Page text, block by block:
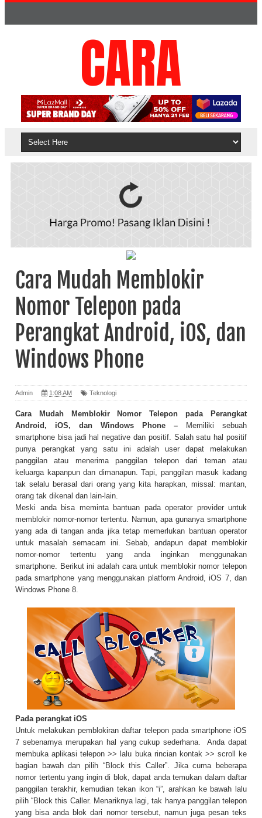
Cara Mudah Memblokir
Nomor Telepon pada
Perangkat Android, iOS, dan
Windows Phone
Admin 1:08 AM Teknologi
Cara Mudah Memblokir Nomor Telepon pada Perangkat
Android, iOS, dan Windows Phone –
Memiliki sebuah
smartphone bisa jadi hal negative dan positif. Salah satu hal positif
punya perangkat yang satu ini adalah user dapat melakukan
panggilan atau menerima panggilan telepon dari teman atau
keluarga kapanpun dan dimanapun. Tapi, panggilan masuk kadang
tak selalu berasal dari orang yang kita harapkan, missal: mantan,
orang tak dikenal dan lain-lain.
Meski anda bisa meminta bantuan pada operator provider untuk
memblokir nomor-nomor tertentu. Namun, apa gunanya smartphone
yang ada di tangan anda jika tetap memerlukan bantuan operator
untuk masalah semacam ini. Sebab, andapun dapat memblokir
nomor-nomor tertentu yang anda inginkan menggunakan
smartphone. Berikut ini adalah cara untuk memblokir nomor telepon
pada smartphone yang menggunakan platform Android, iOS 7, dan
Windows Phone 8.
Pada perangkat iOS
Untuk melakukan pemblokiran daftar telepon pada smartphone iOS
7 sebenarnya merupakan hal yang cukup sederhana. Anda dapat
membuka aplikasi telepon >> lalu buka rincian kontak >> scroll ke
bagian bawah dan pilih “Block this Caller”. Jika cuma beberapa
nomor tertentu yang ingin di blok, dapat anda temukan dalam daftar
panggilan terakhir, kemudian tekan ikon “i”, arahkan ke bawah lalu
pilih “Block this Caller. Menariknya lagi, tak hanya panggilan telepon
yang bisa anda blok dari nomor tersebut, namun juga pesan teks